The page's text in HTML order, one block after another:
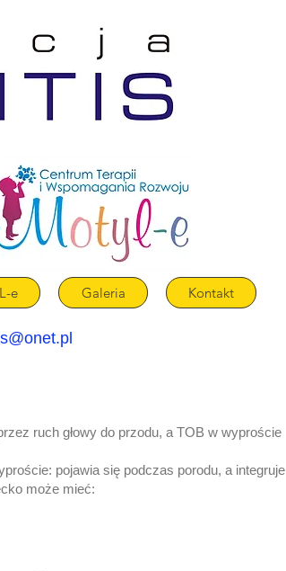
e Galeria Kontakt
ruch głowy do przodu, a TOB w wyproście
pojawia się podczas porodu, a integruje
może mieć: